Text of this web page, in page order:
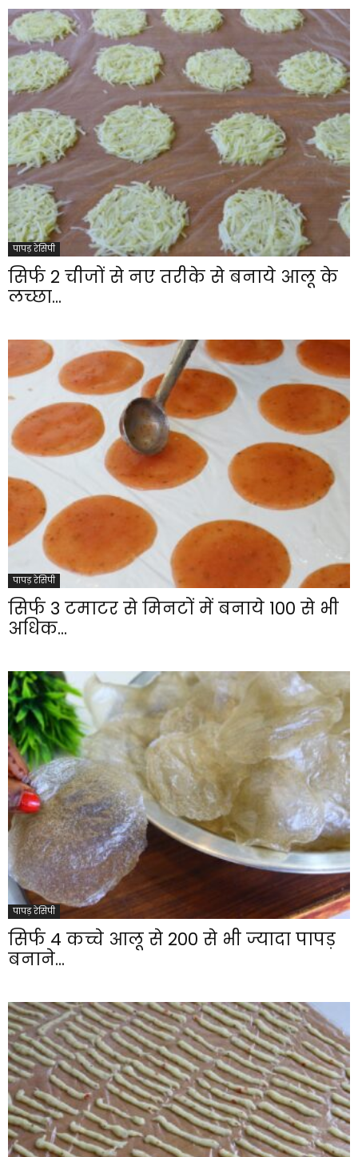
पापड़ रेसिपी
सिर्फ 2 चीजों से नए तरीके से बनाये आलू के
लच्छा...
पापड़ रेसिपी
सिर्फ 3 टमाटर से मिनटों में बनाये 100 से भी
अधिक...
पापड़ रेसिपी
सिर्फ 4 कच्चे आलू से 200 से भी ज्यादा पापड़
बनाने...